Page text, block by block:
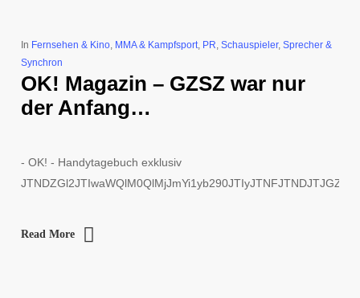
In Fernsehen & Kino, MMA & Kampfsport, PR, Schauspieler, Sprecher &
Synchron
OK! Magazin – GZSZ war nur
der Anfang…
- OK! - Handytagebuch exklusiv
Read More